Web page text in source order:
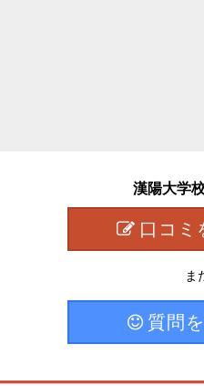
漢陽大学
口コミ
ま
質問